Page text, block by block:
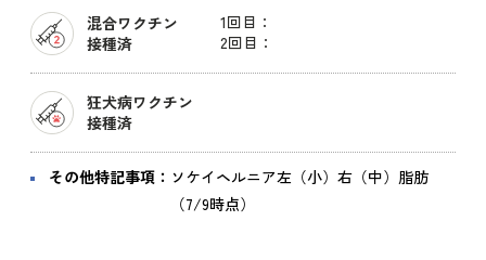
混合ワクチン
接種済
1回目：
2回目：
狂犬病ワクチン
接種済
その他特記事項： ソケイヘルニア左（小）右（中）脂肪
（7/9時点）